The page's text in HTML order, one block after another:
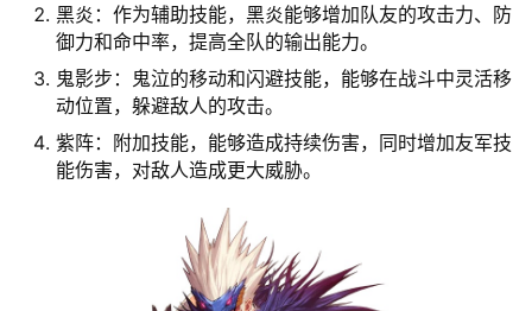
黑炎：作为辅助技能，黑炎能够增加队友的攻击力、防
御力和命中率，提高全队的输出能力。
鬼影步：鬼泣的移动和闪避技能，能够在战斗中灵活移
动位置，躲避敌人的攻击。
紫阵：附加技能，能够造成持续伤害，同时增加友军技
能伤害，对敌人造成更大威胁。